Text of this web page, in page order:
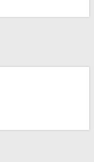
ェック！